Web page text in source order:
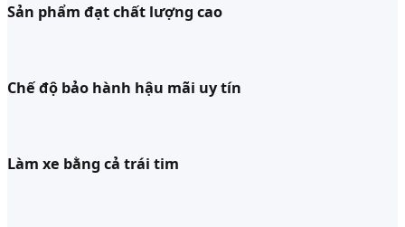
Sản phẩm đạt chất lượng cao
Chế độ bảo hành hậu mãi uy tín
Làm xe bằng cả trái tim